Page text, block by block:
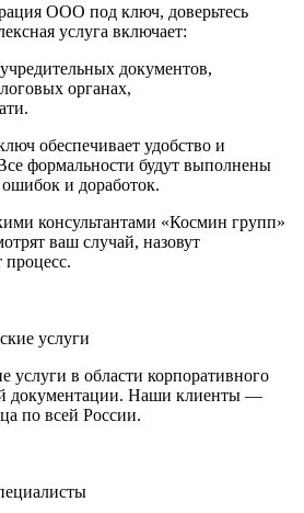
ООО под ключ, доверьтесь
услуга включает:
документов,
органах,
обеспечивает удобство и
формальности будут выполнены
и доработок.
консультантами «Космин групп»
ваш случай, назовут
процесс.
услуги
услуги в области корпоративного
документации. Наши клиенты —
по всей России.